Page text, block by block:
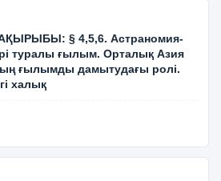
§ 4,5,6. Астраномия-
туралы ғылым. Орталық Азия
ғылымды дамытудағы ролі.
халық